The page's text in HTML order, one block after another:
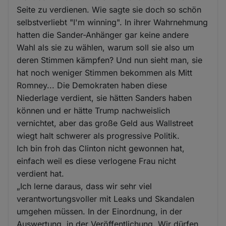
Seite zu verdienen. Wie sagte sie doch so schön
selbstverliebt "I'm winning". In ihrer Wahrnehmung
hatten die Sander-Anhänger gar keine andere
Wahl als sie zu wählen, warum soll sie also um
deren Stimmen kämpfen? Und nun sieht man, sie
hat noch weniger Stimmen bekommen als Mitt
Romney... Die Demokraten haben diese
Niederlage verdient, sie hätten Sanders haben
können und er hätte Trump nachweislich
vernichtet, aber das große Geld aus Wallstreet
wiegt halt schwerer als progressive Politik.
Ich bin froh das Clinton nicht gewonnen hat,
einfach weil es diese verlogene Frau nicht
verdient hat.
„Ich lerne daraus, dass wir sehr viel
verantwortungsvoller mit Leaks und Skandalen
umgehen müssen. In der Einordnung, in der